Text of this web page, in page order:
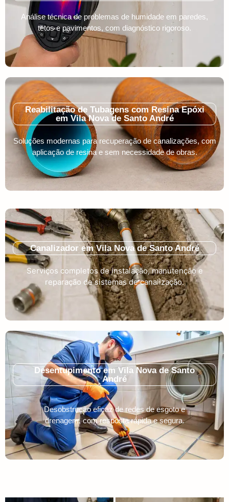
Análise técnica de problemas de humidade em paredes,
tetos e pavimentos, com diagnóstico rigoroso.
Reabilitação de Tubagens com Resina Epóxi
em Vila Nova de Santo André
Soluções modernas para recuperação de canalizações, com
aplicação de resina e sem necessidade de obras.
Canalizador em Vila Nova de Santo André
Serviços completos de instalação, manutenção e
reparação de sistemas de canalização.
Desentupimento em Vila Nova de Santo
André
Desobstrução eficaz de redes de esgoto e
drenagem, com resposta rápida e segura.